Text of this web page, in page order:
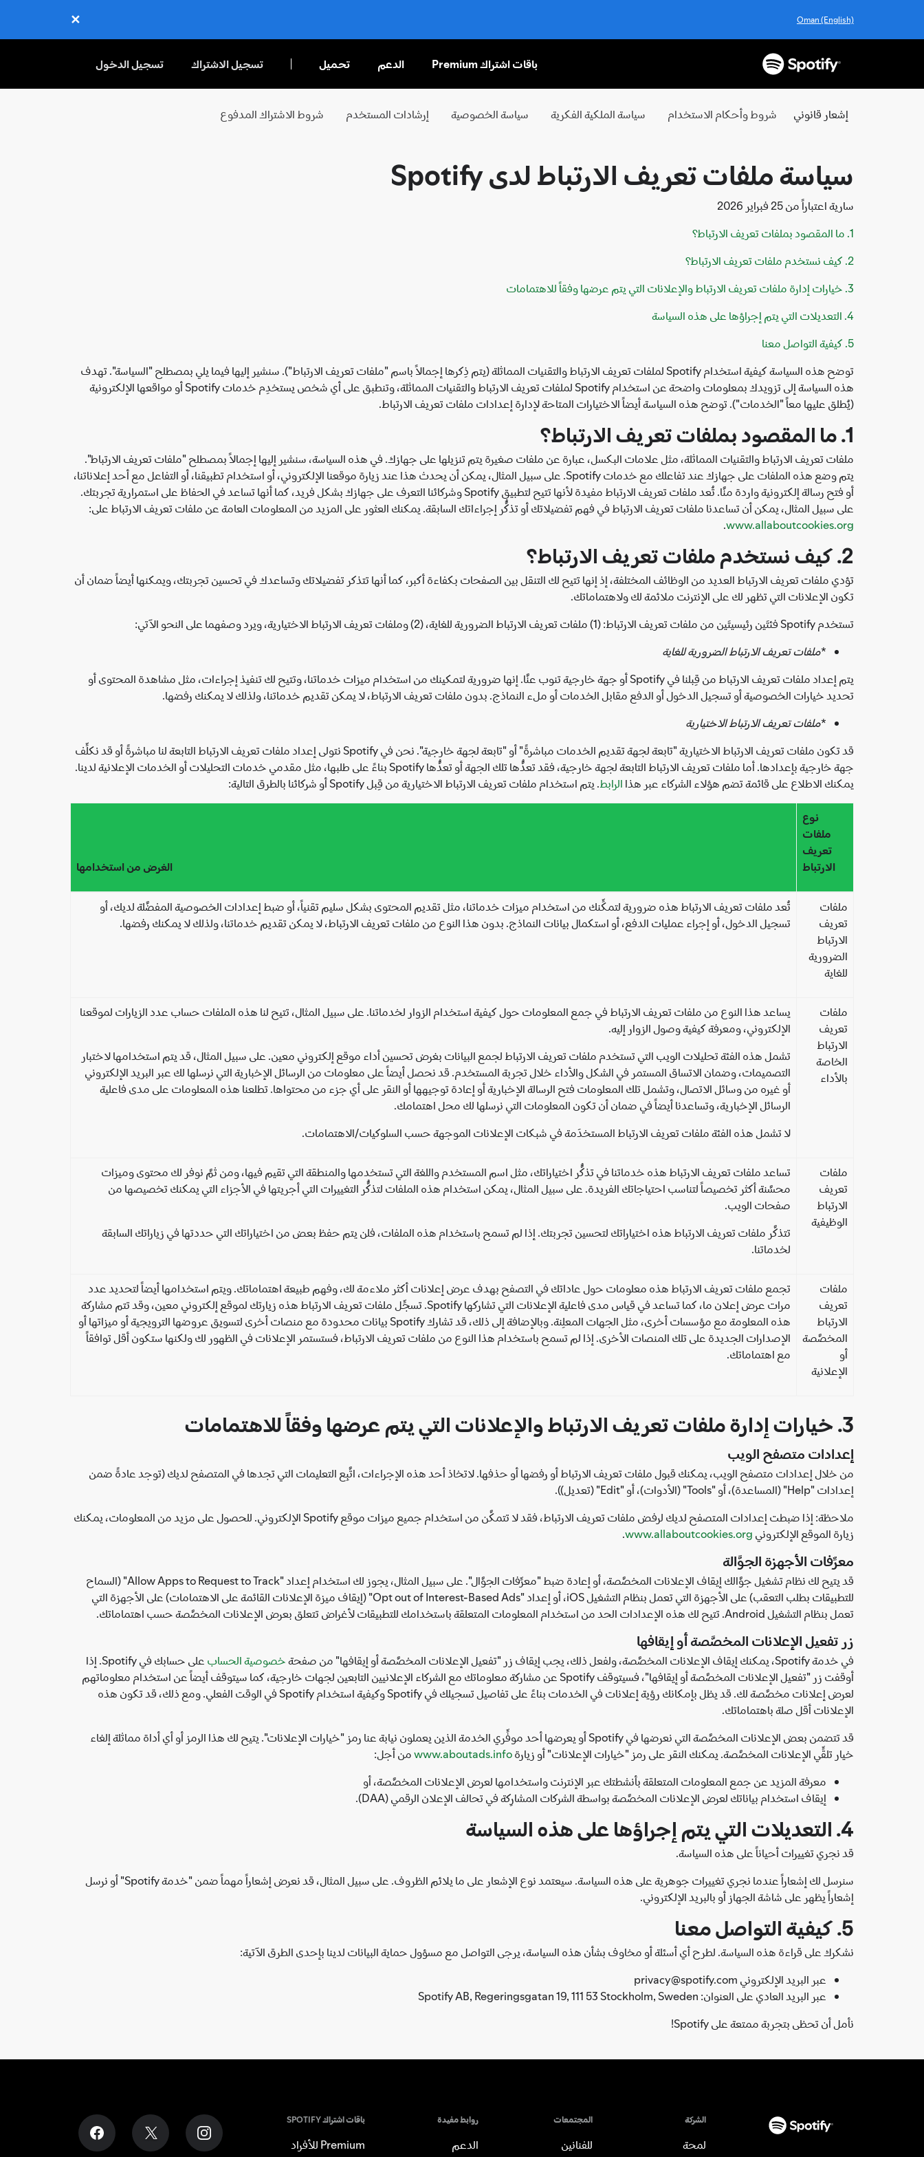
Oman (English)
✕
Close
تخطَّ
إلى
باقات اشتراك Premium الدعم تحميل تسجيل الاشتراك تسجيل الدخول
إشعار قانوني شروط وأحكام الاستخدام سياسة الملكية الفكرية سياسة الخصوصية إرشادات المستخدم شروط الاشتراك المدفوع
سياسة ملفات تعريف الارتباط لدى Spotify
سارية اعتباراً من 25 فبراير 2026
1. ما المقصود بملفات تعريف الارتباط؟
2. كيف نستخدم ملفات تعريف الارتباط؟
3. خيارات إدارة ملفات تعريف الارتباط والإعلانات التي يتم عرضها وفقاً للاهتمامات
4. التعديلات التي يتم إجراؤها على هذه السياسة
5. كيفية التواصل معنا
توضح هذه السياسة كيفية استخدام Spotify لملفات تعريف الارتباط والتقنيات المماثلة (يتم ذِكرها إجمالاً باسم "ملفات تعريف الارتباط"). سنشير إليها فيما يلي بمصطلح "السياسة". تهدف
هذه السياسة إلى تزويدك بمعلومات واضحة عن استخدام Spotify لملفات تعريف الارتباط والتقنيات المماثلة، وتنطبق على أي شخص يستخدِم خدمات Spotify أو مواقعها الإلكترونية
(يُطلق عليها معاً "الخدمات"). توضح هذه السياسة أيضاً الاختيارات المتاحة لإدارة إعدادات ملفات تعريف الارتباط.
1. ما المقصود بملفات تعريف الارتباط؟
ملفات تعريف الارتباط والتقنيات المماثلة، مثل علامات البكسل، عبارة عن ملفات صغيرة يتم تنزيلها على جهازك. في هذه السياسة، سنشير إليها إجمالاً بمصطلح "ملفات تعريف الارتباط".
يتم وضع هذه الملفات على جهازك عند تفاعلك مع خدمات Spotify. على سبيل المثال، يمكن أن يحدث هذا عند زيارة موقعنا الإلكتروني، أو استخدام تطبيقنا، أو التفاعل مع أحد إعلاناتنا،
أو فتح رسالة إلكترونية واردة منَّا. تُعد ملفات تعريف الارتباط مفيدة لأنها تتيح لتطبيق Spotify وشركائنا التعرف على جهازك بشكل فريد، كما أنها تساعد في الحفاظ على استمرارية تجربتك.
على سبيل المثال، يمكن أن تساعدنا ملفات تعريف الارتباط في فهم تفضيلاتك أو تذكُّر إجراءاتك السابقة. يمكنك العثور على المزيد من المعلومات العامة عن ملفات تعريف الارتباط على:
www.allaboutcookies.org
.
2. كيف نستخدم ملفات تعريف الارتباط؟
تؤدي ملفات تعريف الارتباط العديد من الوظائف المختلفة، إذ إنها تتيح لك التنقل بين الصفحات بكفاءة أكبر، كما أنها تتذكر تفضيلاتك وتساعدك في تحسين تجربتك، ويمكنها أيضاً ضمان أن
تكون الإعلانات التي تظهر لك على الإنترنت ملائمة لك ولاهتماماتك.
تستخدم Spotify فئتَين رئيسيتَين من ملفات تعريف الارتباط: (1) ملفات تعريف الارتباط الضرورية للغاية، (2) وملفات تعريف الارتباط الاختيارية، ويرد وصفهما على النحو الآتي:
*ملفات تعريف الارتباط الضرورية للغاية
يتم إعداد ملفات تعريف الارتباط من قِبلنا في Spotify أو جهة خارجية تنوب عنَّا. إنها ضرورية لتمكينك من استخدام ميزات خدماتنا، وتتيح لك تنفيذ إجراءات، مثل مشاهدة المحتوى أو
تحديد خيارات الخصوصية أو تسجيل الدخول أو الدفع مقابل الخدمات أو ملء النماذج. بدون ملفات تعريف الارتباط، لا يمكن تقديم خدماتنا، ولذلك لا يمكنك رفضها.
*ملفات تعريف الارتباط الاختيارية
قد تكون ملفات تعريف الارتباط الاختيارية "تابعة لجهة تقديم الخدمات مباشرةً" أو "تابعة لجهة خارجية". نحن في Spotify نتولى إعداد ملفات تعريف الارتباط التابعة لنا مباشرةً أو قد نكلِّف
جهة خارجية بإعدادها. أما ملفات تعريف الارتباط التابعة لجهة خارجية، فقد تعدُّها تلك الجهة أو تعدُّها Spotify بناءً على طلبها، مثل مقدمي خدمات التحليلات أو الخدمات الإعلانية لدينا.
يمكنك الاطلاع على قائمة تضم هؤلاء الشركاء عبر هذا الرابط. يتم استخدام ملفات تعريف الارتباط الاختيارية من قِبل Spotify أو شركائنا بالطرق التالية:
نوع
ملفات
تعريف
الارتباط
الغرض من استخدامها
ملفات
تعريف
الارتباط
الضرورية
للغاية
تُعد ملفات تعريف الارتباط هذه ضرورية لتمكِّنك من استخدام ميزات خدماتنا، مثل تقديم المحتوى بشكل سليم تقنياً، أو ضبط إعدادات الخصوصية المفضَّلة لديك، أو
تسجيل الدخول، أو إجراء عمليات الدفع، أو استكمال بيانات النماذج. بدون هذا النوع من ملفات تعريف الارتباط، لا يمكن تقديم خدماتنا، ولذلك لا يمكنك رفضها.
ملفات
تعريف
الارتباط
الخاصة
بالأداء
يساعد هذا النوع من ملفات تعريف الارتباط في جمع المعلومات حول كيفية استخدام الزوار لخدماتنا. على سبيل المثال، تتيح لنا هذه الملفات حساب عدد الزيارات لموقعنا
الإلكتروني، ومعرفة كيفية وصول الزوار إليه.
تشمل هذه الفئة تحليلات الويب التي تستخدم ملفات تعريف الارتباط لجمع البيانات بغرض تحسين أداء موقع إلكتروني معين. على سبيل المثال، قد يتم استخدامها لاختبار
التصميمات، وضمان الاتساق المستمر في الشكل والأداء خلال تجربة المستخدم. قد نحصل أيضاً على معلومات من الرسائل الإخبارية التي نرسلها لك عبر البريد الإلكتروني
أو غيره من وسائل الاتصال، وتشمل تلك المعلومات فتح الرسالة الإخبارية أو إعادة توجيهها أو النقر على أي جزء من محتواها. تطلعنا هذه المعلومات على مدى فاعلية
الرسائل الإخبارية، وتساعدنا أيضاً في ضمان أن تكون المعلومات التي نرسلها لك محل اهتمامك.
لا تشمل هذه الفئة ملفات تعريف الارتباط المستخدَمة في شبكات الإعلانات الموجهة حسب السلوكيات/الاهتمامات.
ملفات
تعريف
الارتباط
الوظيفية
تساعد ملفات تعريف الارتباط هذه خدماتنا في تذكُّر اختياراتك، مثل اسم المستخدم واللغة التي تستخدمها والمنطقة التي تقيم فيها، ومن ثمَّ نوفر لك محتوى وميزات
محسَّنة أكثر تخصيصاً لتناسب احتياجاتك الفريدة. على سبيل المثال، يمكن استخدام هذه الملفات لتذكُّر التغييرات التي أجريتها في الأجزاء التي يمكنك تخصيصها من
صفحات الويب.
تتذكَّر ملفات تعريف الارتباط هذه اختياراتك لتحسين تجربتك. إذا لم تسمح باستخدام هذه الملفات، فلن يتم حفظ بعض من اختياراتك التي حددتها في زياراتك السابقة
لخدماتنا.
ملفات
تعريف
الارتباط
المخصَّصة
أو
الإعلانية
تجمع ملفات تعريف الارتباط هذه معلومات حول عاداتك في التصفح بهدف عرض إعلانات أكثر ملاءمة لك، وفهم طبيعة اهتماماتك. ويتم استخدامها أيضاً لتحديد عدد
مرات عرض إعلان ما، كما تساعد في قياس مدى فاعلية الإعلانات التي تشاركها Spotify. تسجِّل ملفات تعريف الارتباط هذه زيارتك لموقع إلكتروني معين، وقد تتم مشاركة
هذه المعلومة مع مؤسسات أخرى، مثل الجهات المعلِنة. وبالإضافة إلى ذلك، قد تشارك Spotify بيانات محدودة مع منصات أخرى لتسويق عروضها الترويجية أو ميزاتها أو
الإصدارات الجديدة على تلك المنصات الأخرى. إذا لم تسمح باستخدام هذا النوع من ملفات تعريف الارتباط، فستستمر الإعلانات في الظهور لك ولكنها ستكون أقل توافقاً
مع اهتماماتك.
3. خيارات إدارة ملفات تعريف الارتباط والإعلانات التي يتم عرضها وفقاً للاهتمامات
إعدادات متصفح الويب
من خلال إعدادات متصفح الويب، يمكنك قبول ملفات تعريف الارتباط أو رفضها أو حذفها. لاتخاذ أحد هذه الإجراءات، اتَّبِع التعليمات التي تجدها في المتصفح لديك (توجد عادةً ضمن
إعدادات "Help" (المساعدة)، أو "Tools" (الأدوات)، أو "Edit" (تعديل)).
ملاحظة: إذا ضبطت إعدادات المتصفح لديك لرفض ملفات تعريف الارتباط، فقد لا تتمكَّن من استخدام جميع ميزات موقع Spotify الإلكتروني. للحصول على مزيد من المعلومات، يمكنك
زيارة الموقع الإلكتروني www.allaboutcookies.org
.
معرِّفات الأجهزة الجوَّالة
قد يتيح لك نظام تشغيل جوَّالك إيقاف الإعلانات المخصَّصة، أو إعادة ضبط "معرِّفات الجوَّال". على سبيل المثال، يجوز لك استخدام إعداد "Allow Apps to Request to Track" (السماح
للتطبيقات بطلب التعقب) على الأجهزة التي تعمل بنظام التشغيل iOS، أو إعداد "Opt out of Interest-Based Ads" (إيقاف ميزة الإعلانات القائمة على الاهتمامات) على الأجهزة التي
تعمل بنظام التشغيل Android. تتيح لك هذه الإعدادات الحد من استخدام المعلومات المتعلقة باستخدامك للتطبيقات لأغراض تتعلق بعرض الإعلانات المخصَّصة حسب اهتماماتك.
زر تفعيل الإعلانات المخصَّصة أو إيقافها
في خدمة Spotify، يمكنك إيقاف الإعلانات المخصَّصة، ولفعل ذلك، يجب إيقاف زر "تفعيل الإعلانات المخصَّصة أو إيقافها" من صفحة خصوصية الحساب
على حسابك في Spotify. إذا
أوقفت زر "تفعيل الإعلانات المخصَّصة أو إيقافها"، فسيتوقف Spotify عن مشاركة معلوماتك مع الشركاء الإعلانيين التابعين لجهات خارجية، كما سيتوقف أيضاً عن استخدام معلوماتهم
لعرض إعلانات مخصَّصة لك. قد يظل بإمكانك رؤية إعلانات في الخدمات بناءً على تفاصيل تسجيلك في Spotify وكيفية استخدام Spotify في الوقت الفعلي. ومع ذلك، قد تكون هذه
الإعلانات أقل صلة باهتماماتك.
قد تتضمن بعض الإعلانات المخصَّصة التي نعرضها في Spotify أو يعرضها أحد موفِّري الخدمة الذين يعملون نيابة عنا رمز "خيارات الإعلانات". يتيح لك هذا الرمز أو أي أداة مماثلة إلغاء
خيار تلقِّي الإعلانات المخصَّصة. يمكنك النقر على رمز "خيارات الإعلانات" أو زيارةwww.aboutads.infoمن أجل:
معرفة المزيد عن جمع المعلومات المتعلقة بأنشطتك عبر الإنترنت واستخدامها لعرض الإعلانات المخصَّصة، أو
إيقاف استخدام بياناتك لعرض الإعلانات المخصَّصة بواسطة الشركات المشارِكة في تحالف الإعلان الرقمي (DAA).
4. التعديلات التي يتم إجراؤها على هذه السياسة
قد نجري تغييرات أحياناً على هذه السياسة.
سنرسل لك إشعاراً عندما نجري تغييرات جوهرية على هذه السياسة. سيعتمد نوع الإشعار على ما يلائم الظروف. على سبيل المثال، قد نعرض إشعاراً مهماً ضمن "خدمة Spotify" أو نرسل
إشعاراً يظهر على شاشة الجهاز أو بالبريد الإلكتروني.
5. كيفية التواصل معنا
نشكرك على قراءة هذه السياسة. لطرح أي أسئلة أو مخاوف بشأن هذه السياسة، يرجى التواصل مع مسؤول حماية البيانات لدينا بإحدى الطرق الآتية:
عبر البريد الإلكتروني privacy@spotify.com
عبر البريد العادي على العنوان: Spotify AB, Regeringsgatan 19, 111 53 Stockholm, Sweden
نأمل أن تحظى بتجربة ممتعة على Spotify!
الشركة
لمحة
المجتمعات
للفنانين
روابط مفيدة
الدعم
باقات اشتراك SPOTIFY
Premium للأفراد